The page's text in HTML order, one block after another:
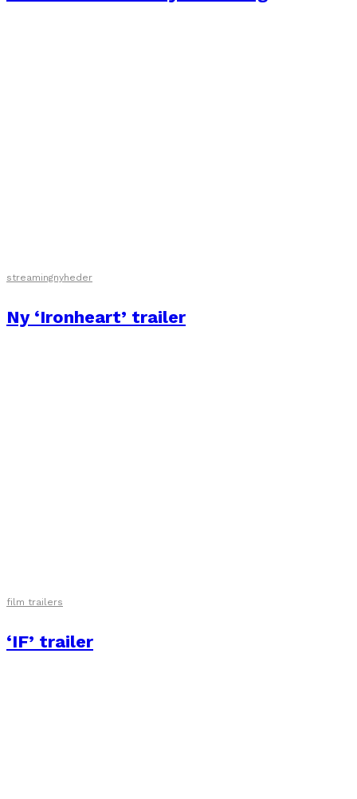
streamingnyheder
Ny ‘Ironheart’ trailer
film trailers
‘IF’ trailer